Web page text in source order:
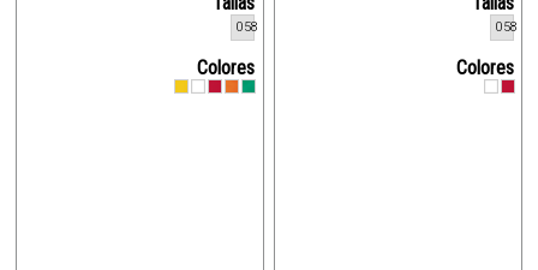
058
Colores
058
Colores